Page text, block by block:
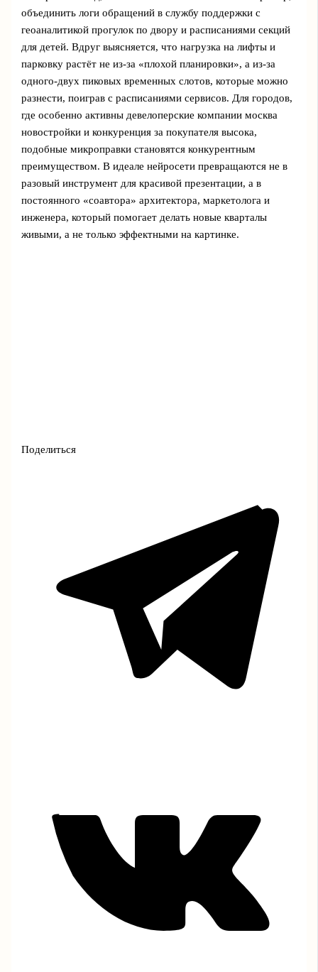
объединить логи обращений в службу поддержки с
геоаналитикой прогулок по двору и расписаниями секций
для детей. Вдруг выясняется, что нагрузка на лифты и
парковку растёт не из-за «плохой планировки», а из-за
одного-двух пиковых временных слотов, которые можно
разнести, поиграв с расписаниями сервисов. Для городов,
где особенно активны девелоперские компании москва
новостройки и конкуренция за покупателя высока,
подобные микроправки становятся конкурентным
преимуществом. В идеале нейросети превращаются не в
разовый инструмент для красивой презентации, а в
постоянного «соавтора» архитектора, маркетолога и
инженера, который помогает делать новые кварталы
живыми, а не только эффектными на картинке.
Поделиться